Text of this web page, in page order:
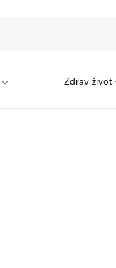
Zdrav život